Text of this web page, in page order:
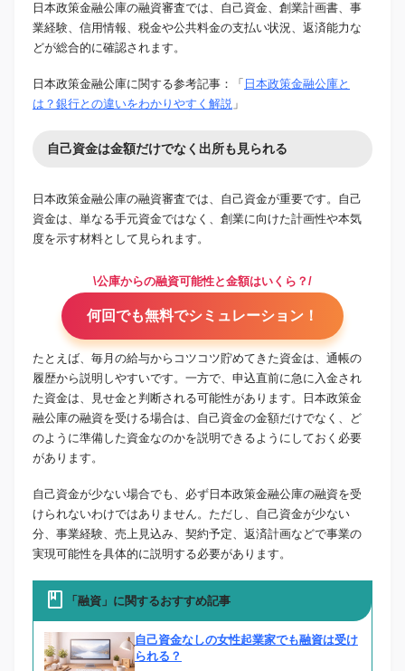
日本政策金融公庫の融資審査では、自己資金、創業計画書、事
業経験、信用情報、税金や公共料金の支払い状況、返済能力な
どが総合的に確認されます。
日本政策金融公庫に関する参考記事：「 日本政策金融公庫と
は？銀行との違いをわかりやすく解説 」
自己資金は金額だけでなく出所も見られる
日本政策金融公庫の融資審査では、自己資金が重要です。自己
資金は、単なる手元資金ではなく、創業に向けた計画性や本気
度を示す材料として見られます。
\公庫からの融資可能性と金額はいくら？/
何回でも無料でシミュレーション！
たとえば、毎月の給与からコツコツ貯めてきた資金は、通帳の
履歴から説明しやすいです。一方で、申込直前に急に入金され
た資金は、見せ金と判断される可能性があります。日本政策金
融公庫の融資を受ける場合は、自己資金の金額だけでなく、ど
のように準備した資金なのかを説明できるようにしておく必要
があります。
自己資金が少ない場合でも、必ず日本政策金融公庫の融資を受
けられないわけではありません。ただし、自己資金が少ない
分、事業経験、売上見込み、契約予定、返済計画などで事業の
実現可能性を具体的に説明する必要があります。
「融資」に関するおすすめ記事
自己資金なしの女性起業家でも融資は受け
られる？